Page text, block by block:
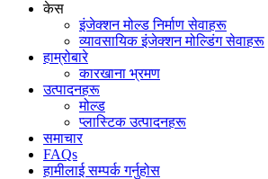
केस
इंजेक्शन मोल्ड निर्माण सेवाहरू
व्यावसायिक इंजेक्शन मोल्डिंग सेवाहरू
हाम्रोबारे
कारखाना भ्रमण
उत्पादनहरू
मोल्ड
प्लास्टिक उत्पादनहरू
समाचार
FAQs
हामीलाई सम्पर्क गर्नुहोस